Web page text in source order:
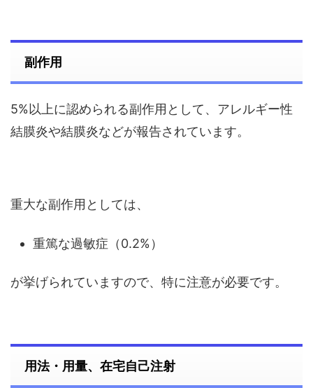
副作用
5%以上に認められる副作用として、アレルギー性
結膜炎や結膜炎などが報告されています。
重大な副作用としては、
重篤な過敏症（0.2%）
が挙げられていますので、特に注意が必要です。
用法・用量、在宅自己注射